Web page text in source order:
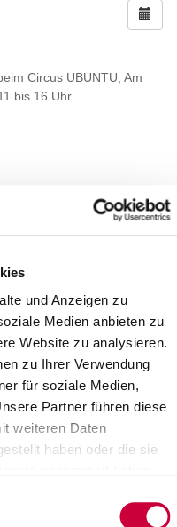
und Anzeigen zu
Medien anbieten zu
Website zu analysieren.
zu Ihrer Verwendung
für soziale Medien,
Partner führen diese
weiteren Daten
haben oder die sie
Circus UBUNTU; Am
bis 16 Uhr
1-3 ,Horst (Holstein)
Samstag, den 20.
Groß und Klein ein,
Uhr erwartet die Gäste
ein buntes Programm
und Jugendliche
Rolle der Artist:innen
Einblicke in die
Für das leibliche Wohl
kalten Getränken, Kuchen